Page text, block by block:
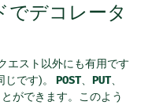
でデコレータ
エスト以外にも有用です
じです)。 POST PUT
ができます。このよう